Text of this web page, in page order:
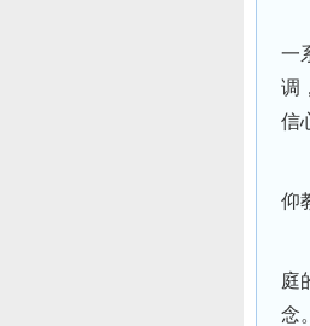
一
调
信
仰
庭
念。